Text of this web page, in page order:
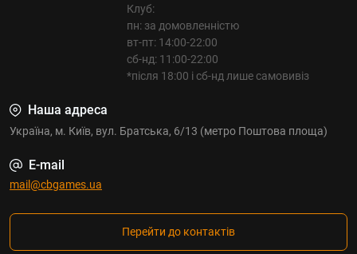
Клуб:
пн: за домовленністю
вт-пт: 14:00-22:00
сб-нд: 11:00-22:00
*після 18:00 і сб-нд лише самовивіз
Наша адреса
Україна, м. Київ, вул. Братська, 6/13 (метро Поштова площа)
E-mail
mail@cbgames.ua
Перейти до контактів